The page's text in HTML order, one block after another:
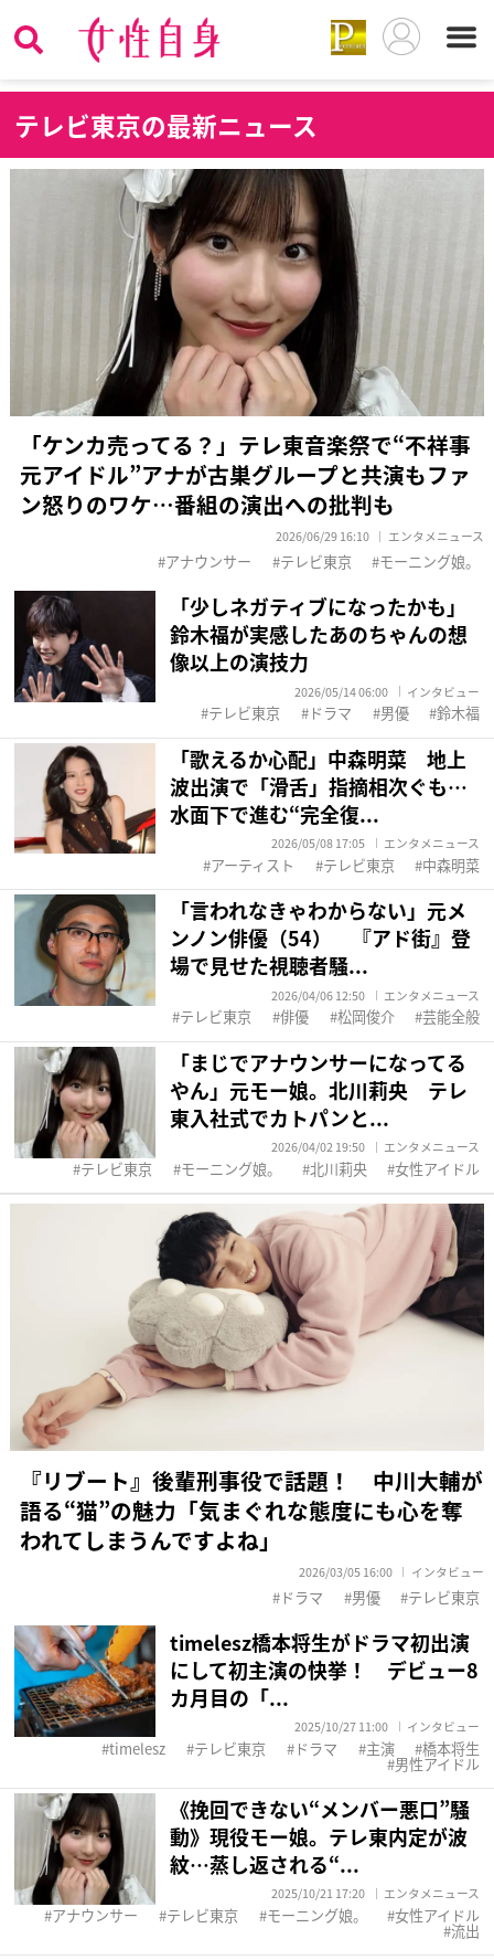
テレビ東京の最新ニュース
「ケンカ売ってる？」テレ東音楽祭で“不祥事
元アイドル”アナが古巣グループと共演もファ
ン怒りのワケ…番組の演出への批判も
2026/06/29 16:10 エンタメニュース
アナウンサー テレビ東京 モーニング娘。
「少しネガティブになったかも」
鈴木福が実感したあのちゃんの想
像以上の演技力
2026/05/14 06:00 インタビュー
テレビ東京 ドラマ 男優 鈴木福
「歌えるか心配」中森明菜 地上
波出演で「滑舌」指摘相次ぐも…
水面下で進む“完全復...
2026/05/08 17:05 エンタメニュース
アーティスト テレビ東京 中森明菜
「言われなきゃわからない」元メ
ンノン俳優（54） 『アド街』登
場で見せた視聴者騒...
2026/04/06 12:50 エンタメニュース
テレビ東京 俳優 松岡俊介 芸能全般
「まじでアナウンサーになってる
やん」元モー娘。北川莉央 テレ
東入社式でカトパンと...
2026/04/02 19:50 エンタメニュース
テレビ東京 モーニング娘。 北川莉央 女性アイドル
『リブート』後輩刑事役で話題！ 中川大輔が
語る“猫”の魅力「気まぐれな態度にも心を奪
われてしまうんですよね」
2026/03/05 16:00 インタビュー
ドラマ 男優 テレビ東京
timelesz橋本将生がドラマ初出演
にして初主演の快挙！ デビュー8
カ月目の「...
2025/10/27 11:00 インタビュー
timelesz テレビ東京 ドラマ 主演 橋本将生
男性アイドル
《挽回できない“メンバー悪口”騒
動》現役モー娘。テレ東内定が波
紋…蒸し返される“...
2025/10/21 17:20 エンタメニュース
アナウンサー テレビ東京 モーニング娘。 女性アイドル
流出